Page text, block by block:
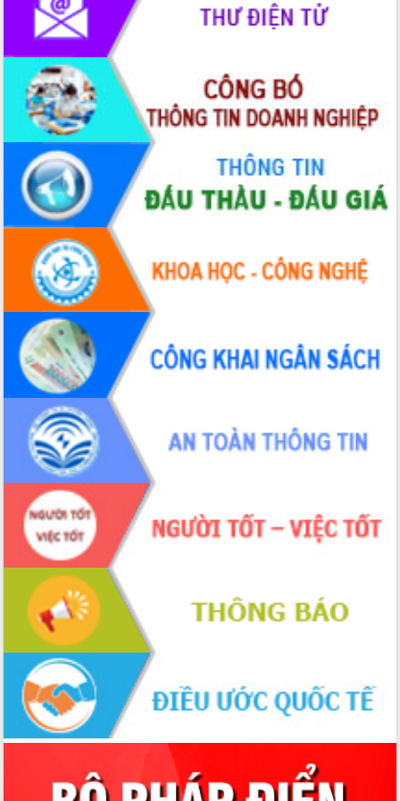
phát triển mới
Thường trực HĐND tỉnh Đắk Lắk gặp
mặt Đoàn chuyên gia y tế TP. Hồ Chí
Minh
Lễ truy điệu và an táng hài cốt liệt sĩ
tại Nghĩa trang Liệt sĩ xã Sơn Hòa
Bàn giải pháp tháo gỡ khó khăn trong
xuất khẩu sầu riêng và triển khai quy
định EUDR
Thứ trưởng Bộ Nông nghiệp và Môi
trường Nguyễn Hoàng Hiệp khảo sát
vùng trồng và doanh nghiệp đóng gói
sầu riêng tại Đắk Lắk
Trình diễn nghệ thuật chế biến các
món ăn từ sầu riêng
Đắk Lắk công bố Quy hoạch và xúc
tiến đầu tư tỉnh
Ngành cá ngừ Đắk Lắk chủ động thích
ứng để giữ vững thị trường xuất khẩu
Diễn đàn Kinh tế tư nhân Việt Nam đột
phá cơ chế - Hợp tác công tư
Đề án 06 tạo bước ngoặt đột phá trong
cải cách hành chính tỉnh Đắk Lắk
Kết nối tour, đẩy mạnh chuyển đổi số
để phát triển du lịch Đắk Lắk
Khởi động Dự án Đầu tư xây dựng hạ
tầng kỹ thuật Cụm công nghiệp Tân
Tiến
Gặp mặt các cơ quan báo chí nhân Kỷ
niệm 101 năm Ngày Báo chí Cách
mạng Việt Nam
Đắk Lắk sơ kết 4 năm triển khai thực
hiện Đề án 06 của Chính phủ
Họp báo thông tin về Hội nghị Công bố
Quy hoạch và Xúc tiến đầu tư tỉnh Đắk
Lắk
Khơi thông điểm nghẽn, đẩy nhanh
giải ngân vốn khắc phục thiên tai
HĐND tỉnh thông qua điều chỉnh Quy
hoạch tỉnh thời kỳ 2021-2030